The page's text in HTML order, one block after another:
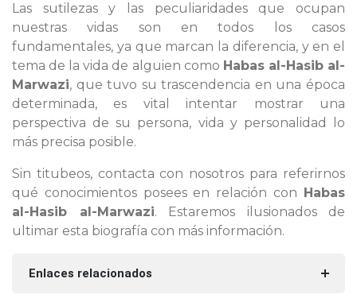
Las sutilezas y las peculiaridades que ocupan
nuestras vidas son en todos los casos
fundamentales, ya que marcan la diferencia, y en el
tema de la vida de alguien como Habas al-Hasib al-
Marwazi, que tuvo su trascendencia en una época
determinada, es vital intentar mostrar una
perspectiva de su persona, vida y personalidad lo
más precisa posible.
Sin titubeos, contacta con nosotros para referirnos
qué conocimientos posees en relación con Habas
al-Hasib al-Marwazi. Estaremos ilusionados de
ultimar esta biografía con más información.
Enlaces relacionados